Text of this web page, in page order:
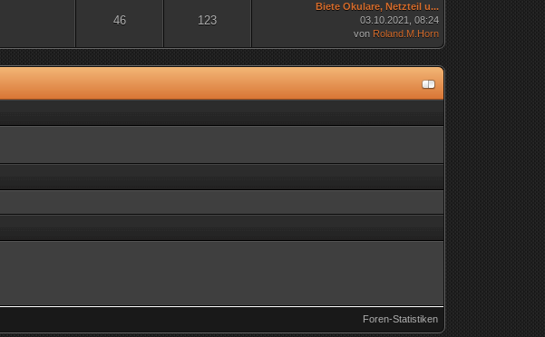
46 123
Biete Okulare, Netzteil u...
03.10.2021, 08:24
von Roland.M.Horn
Foren-Statistiken